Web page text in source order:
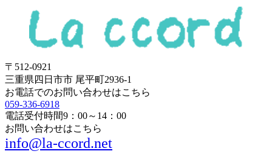
〒512-0921
三重県四日市市 尾平町2936-1
お電話でのお問い合わせはこちら
059-336-6918
電話受付時間9：00～14：00
お問い合わせはこちら
info@la-ccord.net